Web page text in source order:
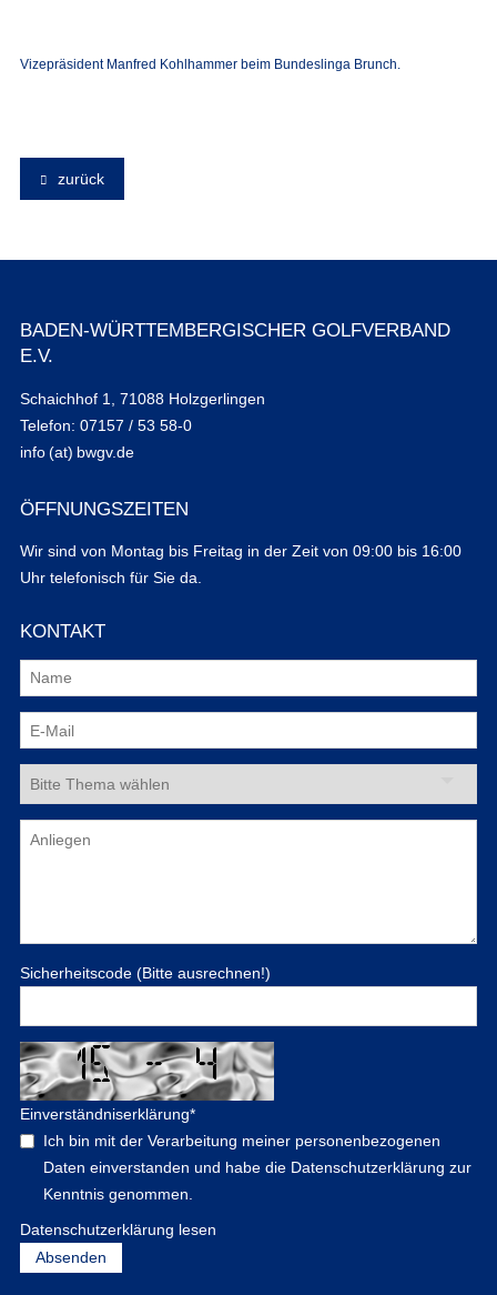
Vizepräsident Manfred Kohlhammer beim Bundeslinga Brunch.
zurück
BADEN-WÜRTTEMBERGISCHER GOLFVERBAND
E.V.
Schaichhof 1, 71088 Holzgerlingen
Telefon: 07157 / 53 58-0
info (at) bwgv.de
ÖFFNUNGSZEITEN
Wir sind von Montag bis Freitag in der Zeit von 09:00 bis 16:00
Uhr telefonisch für Sie da.
KONTAKT
Sicherheitscode (Bitte ausrechnen!)
Einverständniserklärung*
Ich bin mit der Verarbeitung meiner personenbezogenen
Daten einverstanden und habe die Datenschutzerklärung zur
Kenntnis genommen.
Datenschutzerklärung lesen